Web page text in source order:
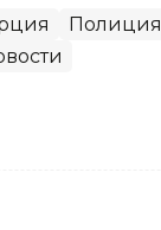
Полиция